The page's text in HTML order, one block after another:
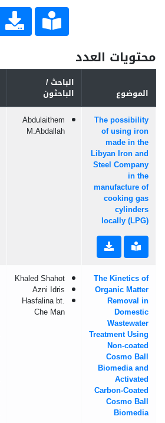
محتويات العدد
الموضوع
الباحث /
الباحثون
The possibility
of using iron
made in the
Libyan Iron and
Steel Company
in the
manufacture of
cooking gas
cylinders
locally (LPG)
Abdulaithem
M.Abdallah
The Kinetics of
Organic Matter
Removal in
Domestic
Wastewater
Treatment Using
Non-coated
Cosmo Ball
Biomedia and
Activated
Carbon-Coated
Cosmo Ball
Biomedia
Khaled Shahot
Azni Idris
Hasfalina bt.
Che Man